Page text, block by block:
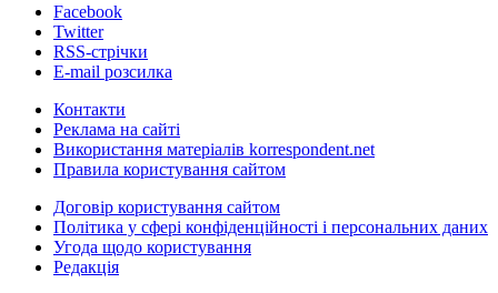
Facebook
Twitter
RSS-стрічки
E-mail розсилка
Контакти
Реклама на сайті
Використання матеріалів korrespondent.net
Правила користування сайтом
Договір користування сайтом
Політика у сфері конфіденційності і персональних даних
Угода щодо користування
Редакція